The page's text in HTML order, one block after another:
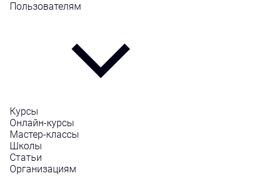
Пользователям
Курсы
Онлайн-курсы
Мастер-классы
Школы
Статьи
Организациям